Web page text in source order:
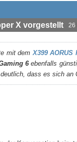
X vorgestellt 26
mit demX399 AORUS
6ebenfalls
dass es sich an